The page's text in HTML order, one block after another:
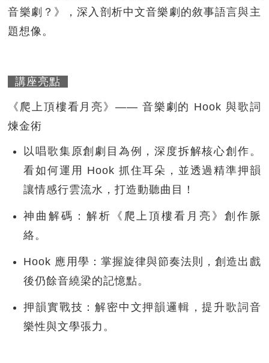
音樂劇？》，深入剖析中文音樂劇的敘事語言與主
題想像。
講座亮點
《爬上頂樓看月亮》—— 音樂劇的 Hook 與歌詞
煉金術
以唱歌集原創劇目為例，深度拆解核心創作。
看如何運用 Hook 抓住耳朵，並透過精準押韻
讓情感行雲流水，打造動聽曲目！
神曲解碼：解析《爬上頂樓看月亮》創作脈
絡。
Hook 應用學：掌握旋律與節奏法則，創造出戲
後仍餘音繞梁的記憶點。
押韻實戰技：解密中文押韻邏輯，提升歌詞音
樂性與文學張力。